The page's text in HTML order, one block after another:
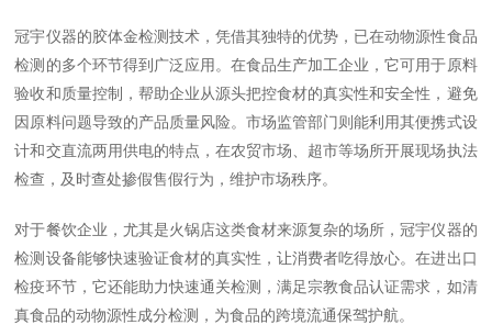
冠宇仪器的胶体金检测技术，凭借其独特的优势，已在动物源性食品
检测的多个环节得到广泛应用。在食品生产加工企业，它可用于原料
验收和质量控制，帮助企业从源头把控食材的真实性和安全性，避免
因原料问题导致的产品质量风险。市场监管部门则能利用其便携式设
计和交直流两用供电的特点，在农贸市场、超市等场所开展现场执法
检查，及时查处掺假售假行为，维护市场秩序。
对于餐饮企业，尤其是火锅店这类食材来源复杂的场所，冠宇仪器的
检测设备能够快速验证食材的真实性，让消费者吃得放心。在进出口
检疫环节，它还能助力快速通关检测，满足宗教食品认证需求，如清
真食品的动物源性成分检测，为食品的跨境流通保驾护航。